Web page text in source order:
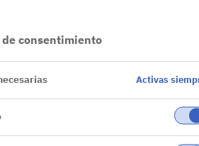
consentimiento
Activas